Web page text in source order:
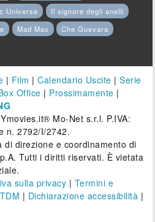
Universe
Il signore degli anelli
Mad Max
Che Guevara
| Film |Calendario Uscite |Serie
Office | Prossimamente |
Mo-Net s.r.l. P.IVA:
n. 2792/I/2742.
di direzione e coordinamento di
Tutti i diritti riservati. È vietata
sulla privacy | Termini e
| Dichiarazione accessibilità |